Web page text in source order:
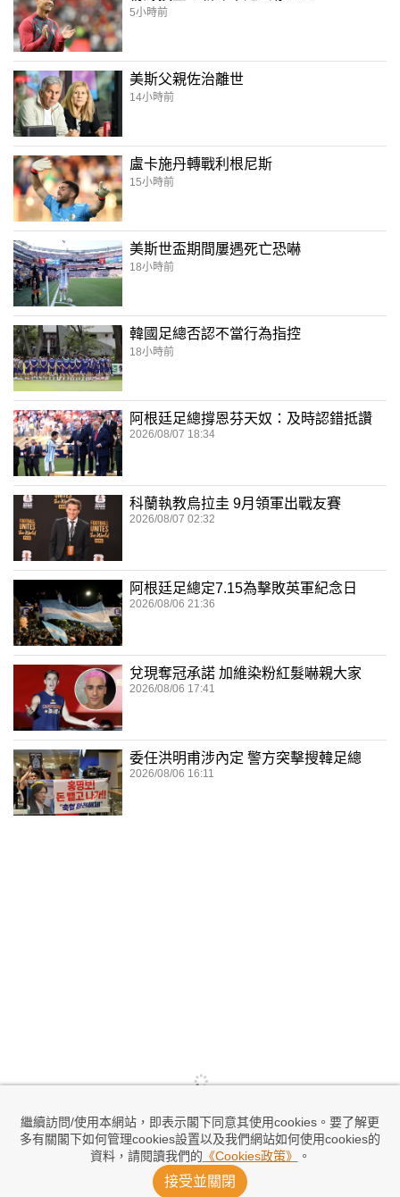
繼續訪問/使用本網站，即表示閣下同意其使用cookies。要了解更
多有關閣下如何管理cookies設置以及我們網站如何使用cookies的
資料，請閱讀我們的 《Cookies政策》 。
接受並關閉
5小時前
美斯父親佐治離世
14小時前
盧卡施丹轉戰利根尼斯
15小時前
美斯世盃期間屢遇死亡恐嚇
18小時前
韓國足總否認不當行為指控
18小時前
阿根廷足總撐恩芬天奴：及時認錯抵讚
2026/08/07 18:34
科蘭執教烏拉圭 9月領軍出戰友賽
2026/08/07 02:32
阿根廷足總定7.15為擊敗英軍紀念日
2026/08/06 21:36
兌現奪冠承諾 加維染粉紅髮嚇親大家
2026/08/06 17:41
委任洪明甫涉內定 警方突擊搜韓足總
2026/08/06 16:11